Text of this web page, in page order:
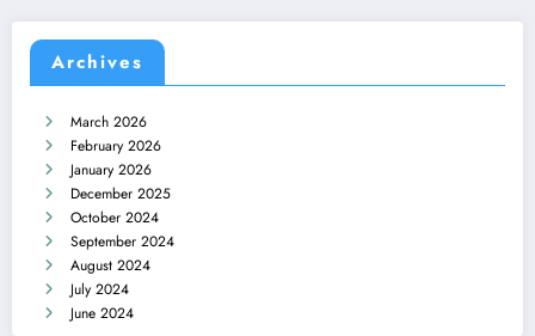
Archives
March 2026
February 2026
January 2026
December 2025
October 2024
September 2024
August 2024
July 2024
June 2024